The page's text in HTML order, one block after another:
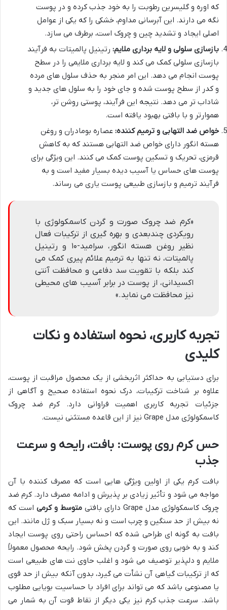
که اوره و گلیسرین رطوبت را به خود جذب کرده و در پوست
نگه می دارند. این آبرسانی مداوم، خشکی را که یکی از عوامل
اصلی ایجاد و تشدید چین و چروک است، برطرف می سازد.
بازسازی سلولی و لایه برداری ملایم: رتینیل پالمیتات به فرآیند
بازسازی سلولی کمک می کند و لایه برداری ملایمی را در سطح
پوست انجام می دهد. این امر منجر به حذف سلول های مرده
و کدر از سطح پوست شده و جای خود را به سلول های جدید و
شاداب تر می دهد. نتیجه این فرآیند، پوستی روشن تر،
هموارتر و با بافتی بهبود یافته است.
خواص ضد التهابی و ترمیم کننده: عصاره بومادران و روغن
هسته انگور دارای خواص ضد التهابی هستند که به کاهش
قرمزی، تحریک و تسکین پوست کمک می کنند. این ویژگی برای
پوست های حساس یا آسیب دیده بسیار مفید است و به
فرآیند ترمیم و بازسازی طبیعی پوست یاری می رساند.
«کرم ضد چروک صورت و گردن کاسمکولوژی با
رویکردی چندبعدی و بهره گیری از ترکیبات فعال
نظیر روغن هسته انگور، سرامید-۱۰ و رتینیل
پالمیتات، نه تنها به ترمیم علائم پیری کمک می
کند بلکه با تقویت سد دفاعی و محافظت آنتی
اکسیدانی، از پوست در برابر آسیب های محیطی
نیز محافظت می نماید.»
تجربه کاربری، نحوه استفاده و نکات
کلیدی
برای دستیابی به حداکثر اثربخشی از یک محصول مراقبت از پوست،
علاوه بر شناخت ترکیبات، درک نحوه استفاده صحیح و آگاهی از
جزئیات تجربه کاربری اهمیت فراوانی دارد. کرم ضد چروک
کاسمکولوژی مدل Grape نیز از این قاعده مستثنی نیست.
حس کرم روی پوست: بافت، رایحه و سرعت
جذب
بافت کرم یکی از اولین ویژگی هایی است که مصرف کننده با آن
مواجه می شود و تأثیر زیادی بر پذیرش و ادامه مصرف دارد. کرم ضد
چروک کاسمکولوژی مدل Grape دارای بافتی
متوسط و کرمی است که
نه بیش از حد سنگین و چرب است و نه بسیار سبک و ژل مانند. این
بافت به گونه ای طراحی شده که احساس راحتی روی پوست ایجاد
کند و به خوبی روی صورت و گردن پخش شود. رایحه محصول معمولاً
ملایم و دلپذیر توصیف می شود و اغلب حاوی نت های طبیعی است
که از ترکیبات گیاهی آن نشأت می گیرد، بدون آنکه بیش از حد قوی
یا مصنوعی باشد که می تواند برای افراد با حساسیت بویایی مطلوب
باشد. سرعت جذب کرم نیز یکی دیگر از نقاط قوت آن به شمار می